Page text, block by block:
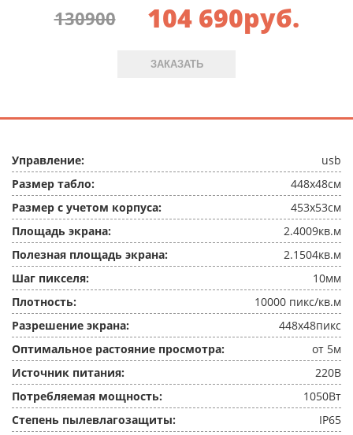
130900 104 690руб.
ЗАКАЗАТЬ
Управление:
usb
Размер табло:
448x48см
Размер с учетом корпуса:
453x53см
Площадь экрана:
2.4009кв.м
Полезная площадь экрана:
2.1504кв.м
Шаг пикселя:
10мм
Плотность:
10000 пикс/кв.м
Разрешение экрана:
448x48пикс
Оптимальное растояние просмотра:
от 5м
Источник питания:
220В
Потребляемая мощность:
1050Вт
Степень пылевлагозащиты:
IP65